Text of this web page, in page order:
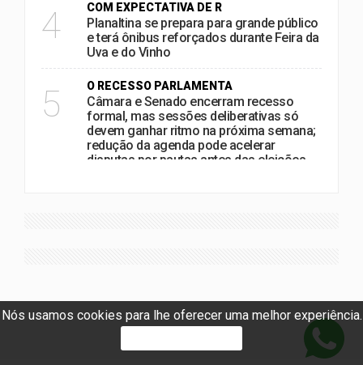
Nós usamos cookies para lhe oferecer uma melhor experiência.
4 COM EXPECTATIVA DE R
Planaltina se prepara para grande público
e terá ônibus reforçados durante Feira da
Uva e do Vinho
5 O RECESSO PARLAMENTA
Câmara e Senado encerram recesso
formal, mas sessões deliberativas só
devem ganhar ritmo na próxima semana;
redução da agenda pode acelerar
disputas por pautas antes das eleições